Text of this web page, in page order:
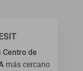
Centro de
más cercano